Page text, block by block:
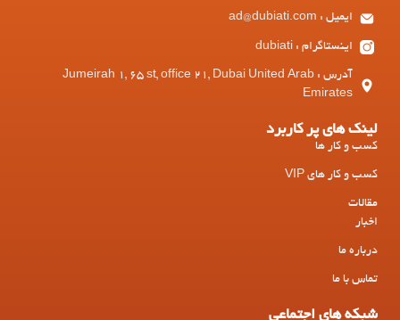
ایمیل : ad@dubiati.com
اینستاگرام : dubiati
آدرس : Jumeirah 1, 65 st, office 21, Dubai United Arab
Emirates
لینک های پر کاربرد
کسب و کار ها
کسب و کار های VIP
مقالات
اخبار
درباره ما
تماس با ما
شبکه های اجتماعی